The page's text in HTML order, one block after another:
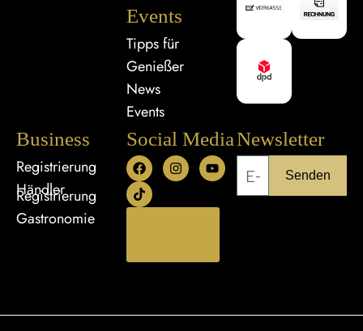
Events
Tipps für
Genießer
News
Events
Business
Registrierung
Händler
Registrierung
Gastronomie
Social MediaNewsletter
Senden